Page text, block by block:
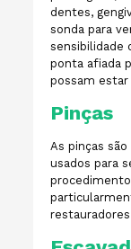
dentes,
sonda para
sensibilidade
ponta afiada
possam
Pinças
As pinças
usados para